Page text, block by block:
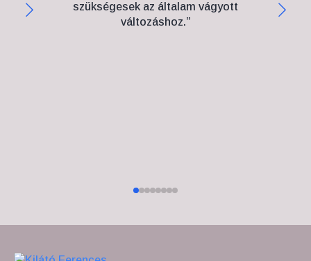
szükségesek az általam vágyott
változáshoz.”